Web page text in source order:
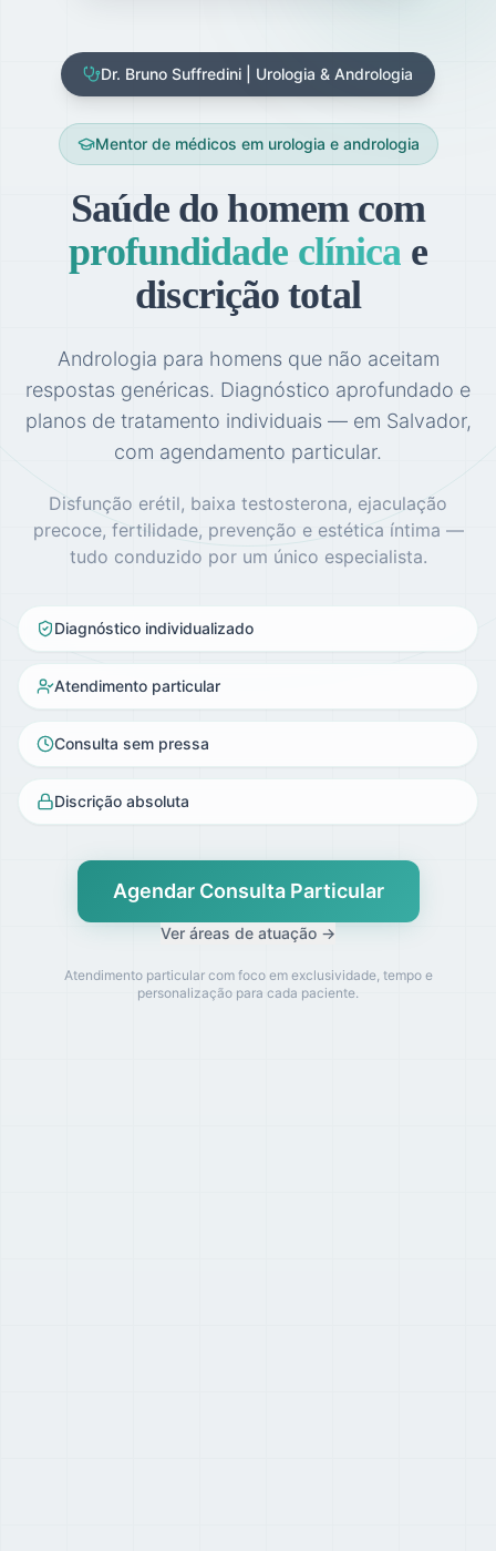
Dr. Bruno Suffredini | Urologia & Andrologia
Mentor de médicos em urologia e andrologia
Saúde do homem com
profundidade clínica e
discrição total
Andrologia para homens que não aceitam
respostas genéricas. Diagnóstico aprofundado e
planos de tratamento individuais — em Salvador,
com agendamento particular.
Disfunção erétil, baixa testosterona, ejaculação
precoce, fertilidade, prevenção e estética íntima —
tudo conduzido por um único especialista.
Diagnóstico individualizado
Atendimento particular
Consulta sem pressa
Discrição absoluta
Agendar Consulta Particular
Ver áreas de atuação →
Atendimento particular com foco em exclusividade, tempo e
personalização para cada paciente.